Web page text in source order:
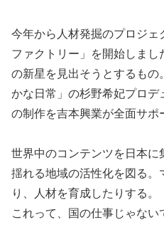
今年から人材発掘のプロジ
ファクトリー」を開始しま
の新星を見出そうとするも
かな日常」の杉野希妃プロ
の制作を吉本興業が全面サポ
世界中のコンテンツを日本
揺れる地域の活性化を図る。
り、人材を育成したりする。
これって、国の仕事じゃない